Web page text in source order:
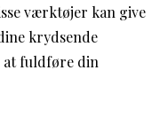
værktøjer kan give
krydsende
at fuldføre din